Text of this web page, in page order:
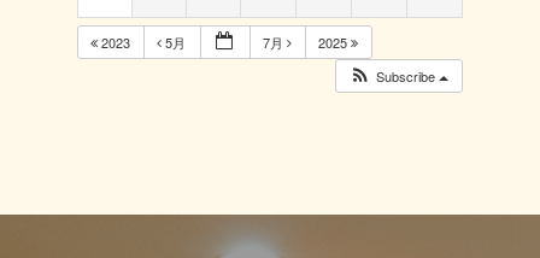
2023 5月 7月
2025
Subscribe